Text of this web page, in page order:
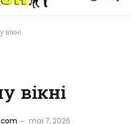
вікні
вікні
mai 7, 2026